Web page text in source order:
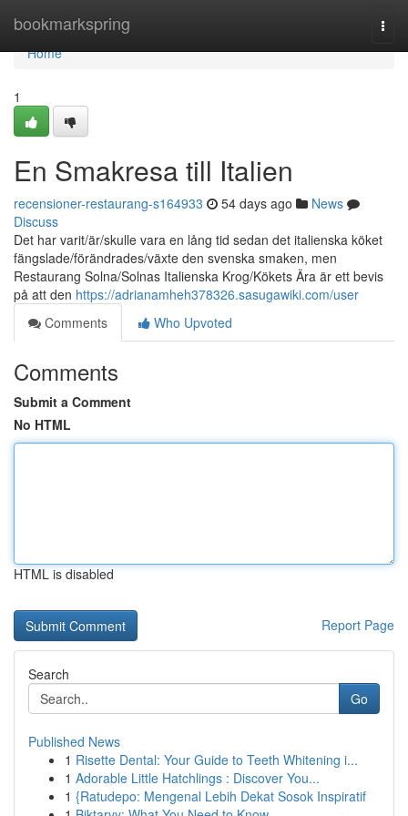
bookmarkspring
Home
Home
1
En Smakresa till Italien
recensioner-restaurang-s164933 54 days ago
News
Discuss
Det har varit/är/skulle vara en lång tid sedan det italienska köket
fängslade/förändrades/växte den svenska smaken, men
Restaurang Solna/Solnas Italienska Krog/Kökets Ära är ett bevis
på att den https://adrianamheh378326.sasugawiki.com/user
Comments
Who Upvoted
Comments
Submit a Comment
No HTML
HTML is disabled
Report Page
Search
Go
Published News
1 Risette Dental: Your Guide to Teeth Whitening i...
1 Adorable Little Hatchlings : Discover You...
1 {Ratudepo: Mengenal Lebih Dekat Sosok Inspiratif